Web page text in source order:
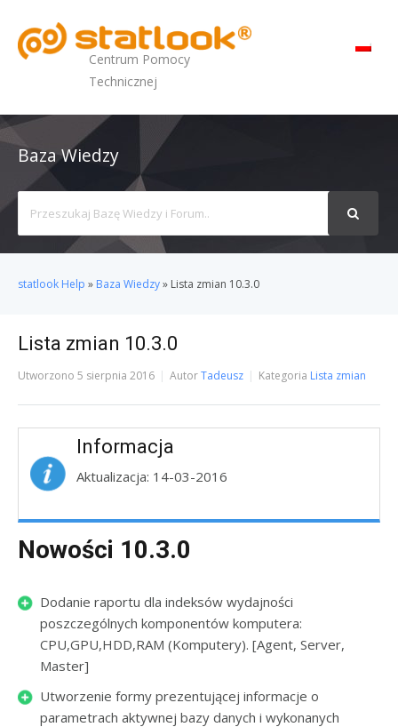
Centrum Pomocy
Technicznej
Baza Wiedzy
For
statlook Help » Baza Wiedzy» Lista zmian 10.3.0
Lista zmian 10.3.0
Utworzono 5 sierpnia 2016 AutorTadeusz Kategoria Lista zmian
Informacja
Aktualizacja: 14-03-2016
Nowości 10.3.0
Dodanie raportu dla indeksów wydajności
poszczególnych komponentów komputera:
CPU,GPU,HDD,RAM (Komputery). [Agent, Server,
Master]
Utworzenie formy prezentującej informacje o
parametrach aktywnej bazy danych i wykonanych